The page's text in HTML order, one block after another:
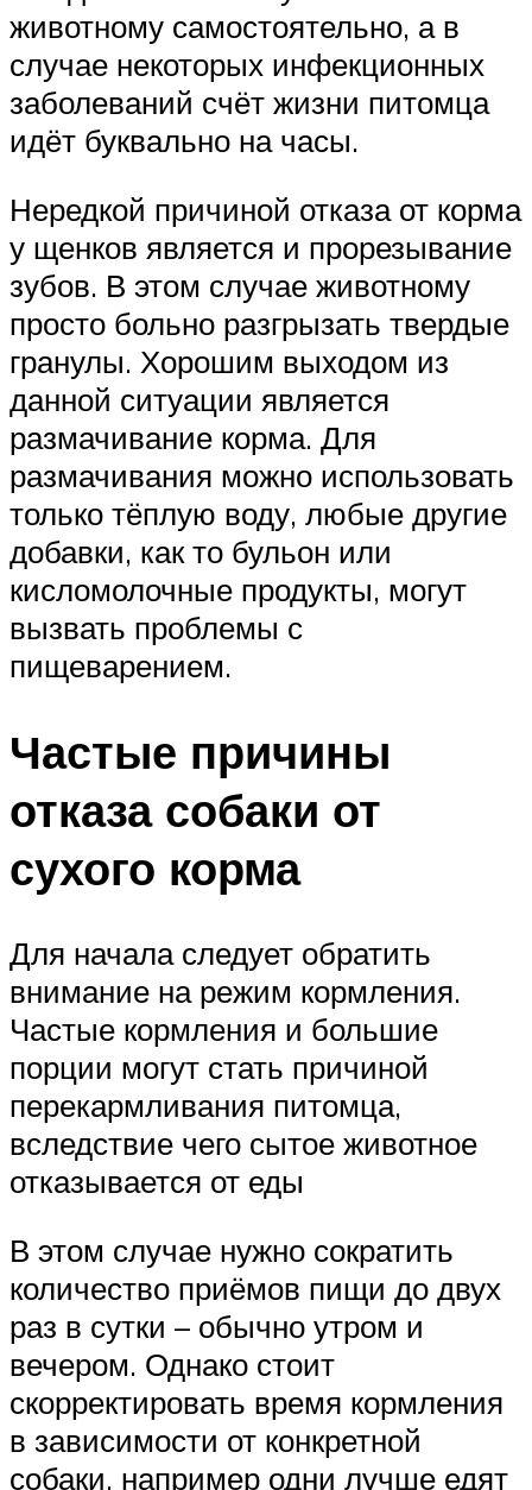
животному самостоятельно, а в
случае некоторых инфекционных
заболеваний счёт жизни питомца
идёт буквально на часы.
Нередкой причиной отказа от корма
у щенков является и прорезывание
зубов. В этом случае животному
просто больно разгрызать твердые
гранулы. Хорошим выходом из
данной ситуации является
размачивание корма. Для
размачивания можно использовать
только тёплую воду, любые другие
добавки, как то бульон или
кисломолочные продукты, могут
вызвать проблемы с
пищеварением.
Частые причины
отказа собаки от
сухого корма
Для начала следует обратить
внимание на режим кормления.
Частые кормления и большие
порции могут стать причиной
перекармливания питомца,
вследствие чего сытое животное
отказывается от еды
В этом случае нужно сократить
количество приёмов пищи до двух
раз в сутки – обычно утром и
вечером. Однако стоит
скорректировать время кормления
в зависимости от конкретной
собаки, например одни лучше едят